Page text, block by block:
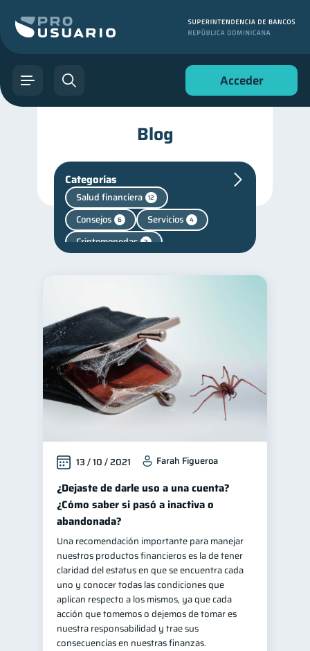
Acceder
Blog
Categorías
Salud financiera 12
Consejos 6 Servicios 4
Criptomonedas 2
Finanzas personales
Manejo de deudas 31
Educación financiera
Finanzas para jóvenes 30
Control de deudas 30
Finanzas familiares
Inclusión financiera 22
Bienestar financiero 22
Finanzas para mujeres 20
Seguridad financiera 13
Productos financieros
Organización Financiera 10
Deudas 10
Entidad financiera 8
Préstamos 8 Ahorro 8
Tarjeta de crédito 6
13 / 10 / 2021 Farah Figueroa
¿Dejaste de darle uso a una cuenta?
¿Cómo saber si pasó a inactiva o
abandonada?
Una recomendación importante para manejar
nuestros productos financieros es la de tener
claridad del estatus en que se encuentra cada
uno y conocer todas las condiciones que
aplican respecto a los mismos, ya que cada
acción que tomemos o dejemos de tomar es
nuestra responsabilidad y trae sus
consecuencias en nuestras finanzas.